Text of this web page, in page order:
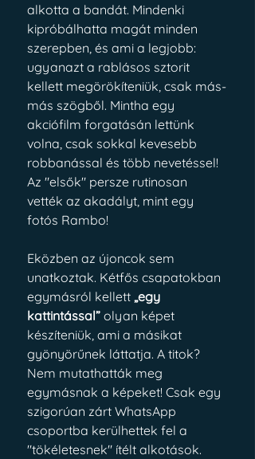
alkotta a bandát. Mindenki
kipróbálhatta magát minden
szerepben, és ami a legjobb:
ugyanazt a rablásos sztorit
kellett megörökíteniük, csak más-
más szögből. Mintha egy
akciófilm forgatásán lettünk
volna, csak sokkal kevesebb
robbanással és több nevetéssel!
Az "elsők" persze rutinosan
vették az akadályt, mint egy
fotós Rambo!
Eközben az újoncok sem
unatkoztak. Kétfős csapatokban
egymásról kellett „egy
kattintással” olyan képet
készíteniük, ami a másikat
gyönyörűnek láttatja. A titok?
Nem mutathatták meg
egymásnak a képeket! Csak egy
szigorúan zárt WhatsApp
csoportba kerülhettek fel a
"tökéletesnek" ítélt alkotások.